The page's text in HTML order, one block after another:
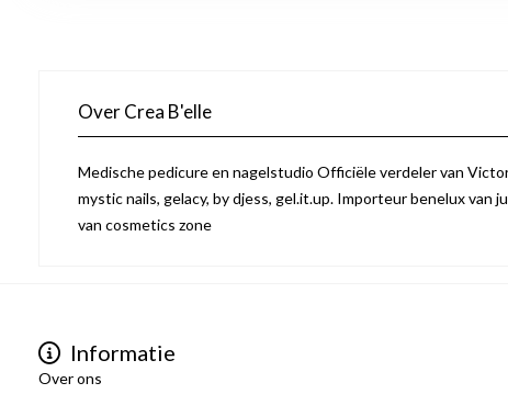
Over Crea B'elle
Medische pedicure en nagelstudio Officiële verdeler van
mystic nails, gelacy, by djess, gel.it.up. Importeur benelux van
van cosmetics zone
Informatie
Over ons